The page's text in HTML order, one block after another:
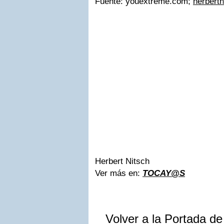
Herbert Nitsch
Ver más en: TOCAY@S
Volver a la Portada de